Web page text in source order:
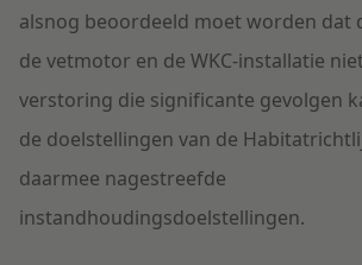
alsnog beoordeeld moet worden dat
de vetmotor en de WKC-installatie
verstoring die significante gevolgen
de doelstellingen van de
daarmee nagestreefde
instandhoudingsdoelstellingen.